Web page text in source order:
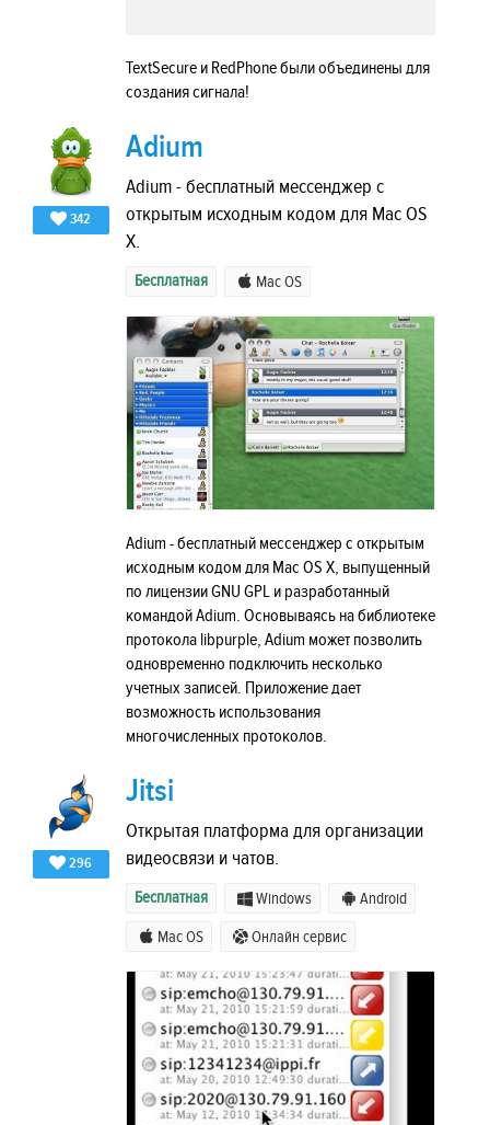
TextSecure и RedPhone были объединены для
создания сигнала!
342
Adium
Adium - бесплатный мессенджер с
открытым исходным кодом для Mac OS
X.
Бесплатная Mac OS
Adium - бесплатный мессенджер с открытым
исходным кодом для Mac OS X, выпущенный
по лицензии GNU GPL и разработанный
командой Adium. Основываясь на библиотеке
протокола libpurple, Adium может позволить
одновременно подключить несколько
учетных записей. Приложение дает
возможность использования
многочисленных протоколов.
296
Jitsi
Открытая платформа для организации
видеосвязи и чатов.
Бесплатная Windows Android
Mac OS Онлайн сервис